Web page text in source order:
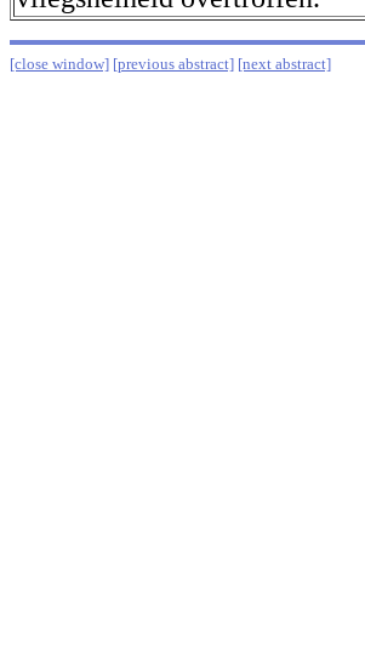
[close window] [previous abstract] [next abstract]